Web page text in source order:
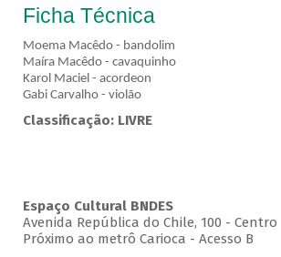
Ficha Técnica
Moema Macêdo - bandolim
Maíra Macêdo - cavaquinho
Karol Maciel - acordeon
Gabi Carvalho - violão
Classificação: LIVRE
Espaço Cultural BNDES
Avenida República do Chile, 100 - Centro
Próximo ao metrô Carioca - Acesso B